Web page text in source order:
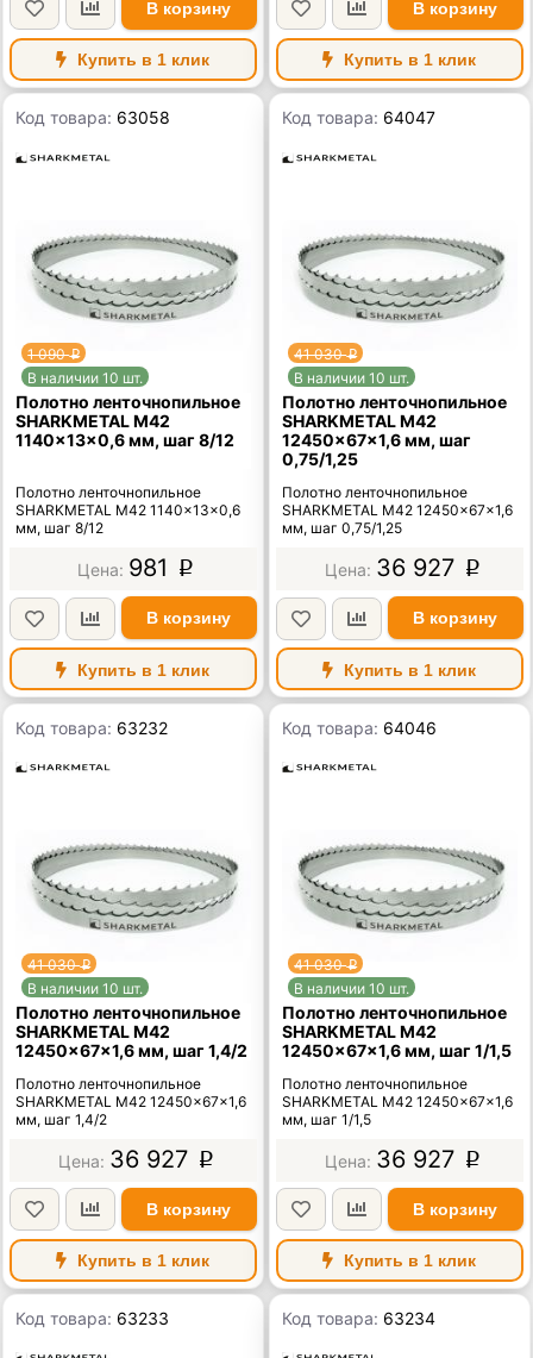
В корзину
Купить в 1 клик
В корзину
Купить в 1 клик
Код товара: 63058
1 090p
В наличии 10 шт.
Полотно ленточнопильное
SHARKMETAL M42
1140×13×0,6 мм, шаг 8/12
Полотно ленточнопильное
SHARKMETAL M42 1140×13×0,6
мм, шаг 8/12
981 p
В корзину
Купить в 1 клик
Код товара: 64047
41 030p
В наличии 10 шт.
Полотно ленточнопильное
SHARKMETAL M42
12450×67×1,6 мм, шаг
0,75/1,25
Полотно ленточнопильное
SHARKMETAL M42 12450×67×1,6
мм, шаг 0,75/1,25
36 927 p
В корзину
Купить в 1 клик
Код товара: 63232
41 030p
В наличии 10 шт.
Полотно ленточнопильное
SHARKMETAL M42
12450×67×1,6 мм, шаг 1,4/2
Полотно ленточнопильное
SHARKMETAL M42 12450×67×1,6
мм, шаг 1,4/2
36 927 p
В корзину
Купить в 1 клик
Код товара: 64046
41 030p
В наличии 10 шт.
Полотно ленточнопильное
SHARKMETAL M42
12450×67×1,6 мм, шаг 1/1,5
Полотно ленточнопильное
SHARKMETAL M42 12450×67×1,6
мм, шаг 1/1,5
36 927 p
В корзину
Купить в 1 клик
Код товара: 63233 Код товара: 63234